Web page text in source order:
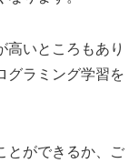
高いところもあり
グラミング学習を
とができるか、ご